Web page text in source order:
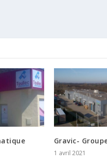
Gravic-
1 avril 2021